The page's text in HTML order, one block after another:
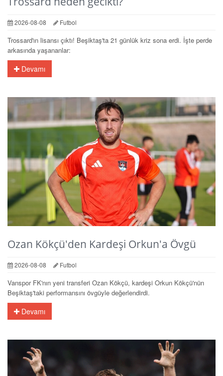
2026-08-08 Futbol
Trossard'ın lisansı çıktı! Beşiktaş'ta 21 günlük kriz sona erdi. İşte perde
arkasında yaşananlar:
Devamı
Ozan Kökçü'den Kardeşi Orkun'a Övgü
2026-08-08 Futbol
Vanspor FK'nın yeni transferi Ozan Kökçü, kardeşi Orkun Kökçü'nün
Beşiktaş'taki performansını övgüyle değerlendirdi.
Devamı